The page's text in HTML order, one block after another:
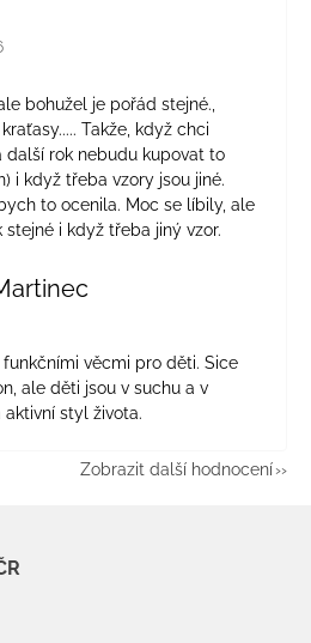
obchodu je 4 z 5 hvězdiček.
bohužel je pořád stejné.,
Takže, když chci
další rok nebudu kupovat to
i když třeba vzory jsou jiné.
to ocenila. Moc se líbily, ale
i když třeba jiný vzor.
obchodu je 5 z 5 hvězdiček.
věcmi pro děti. Sice
ale děti jsou v suchu a v
styl života.
Zobrazit další hodnocení